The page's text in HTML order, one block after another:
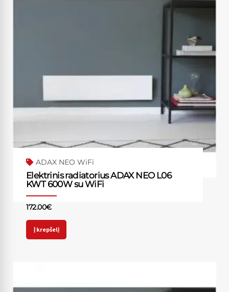
ADAX NEO WiFi
Elektrinis radiatorius ADAX NEO L06
KWT 600W su WiFi
172.00€
Į krepšelį